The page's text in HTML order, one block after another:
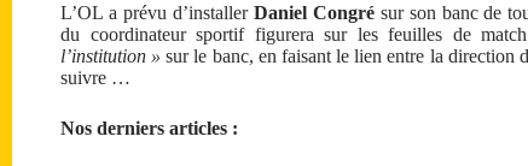
L’OL a prévu d’installer Daniel Congrésur son banc de
du coordinateur sportif figurera sur les feuilles de
l’institution » sur le banc, en faisant le lien entre la direction
suivre …
Nos derniers articles :